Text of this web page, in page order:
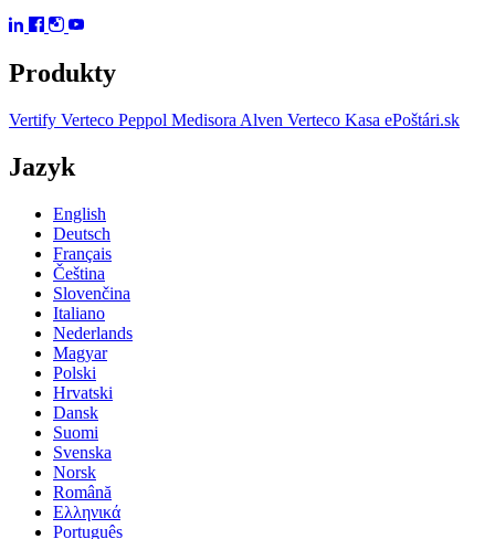
Produkty
Vertify Verteco Peppol Medisora Alven Verteco Kasa ePoštári.sk
Jazyk
English
Deutsch
Français
Čeština
Slovenčina
Italiano
Nederlands
Magyar
Polski
Hrvatski
Dansk
Suomi
Svenska
Norsk
Română
Ελληνικά
Português